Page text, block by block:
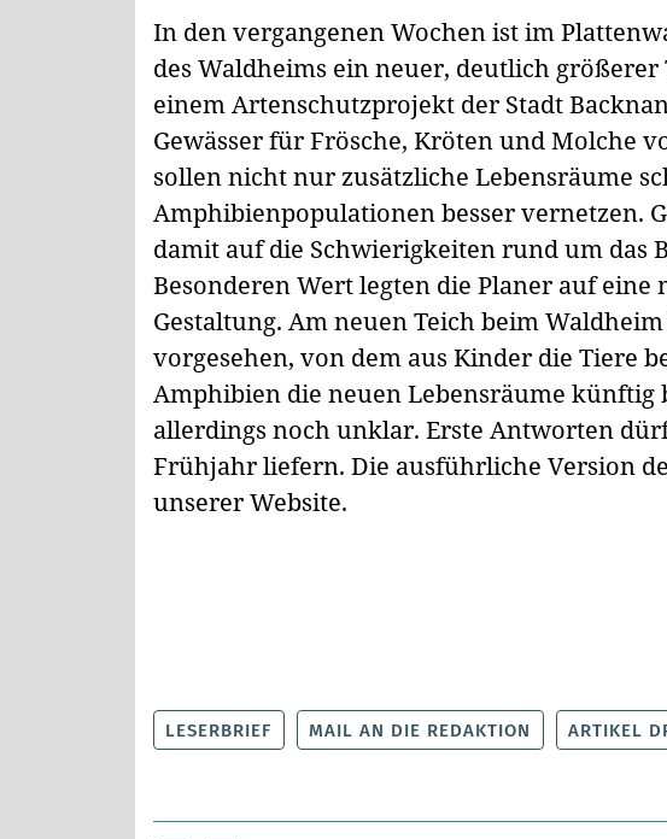
In den vergangenen Wochen ist im
des Waldheims ein neuer, deutlich
einem Artenschutzprojekt der Stadt
Gewässer für Frösche, Kröten und Molche
sollen nicht nur zusätzliche Lebensräume
Amphibienpopulationen besser vernetzen.
damit auf die Schwierigkeiten rund um das
Besonderen Wert legten die Planer auf
Gestaltung. Am neuen Teich beim
vorgesehen, von dem aus Kinder die Tiere
Amphibien die neuen Lebensräume künftig
allerdings noch unklar. Erste Antworten
Frühjahr liefern. Die ausführliche Version
unserer Website.
LESERBRIEF MAIL AN DIE REDAKTION ARTIKEL